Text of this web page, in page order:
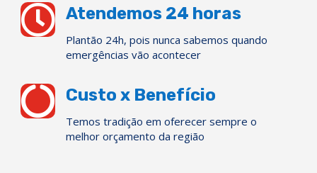
 Atendemos 24 horas
Plantão 24h, pois nunca sabemos quando
emergências vão acontecer
 Custo x Benefício
Temos tradição em oferecer sempre o
melhor orçamento da região